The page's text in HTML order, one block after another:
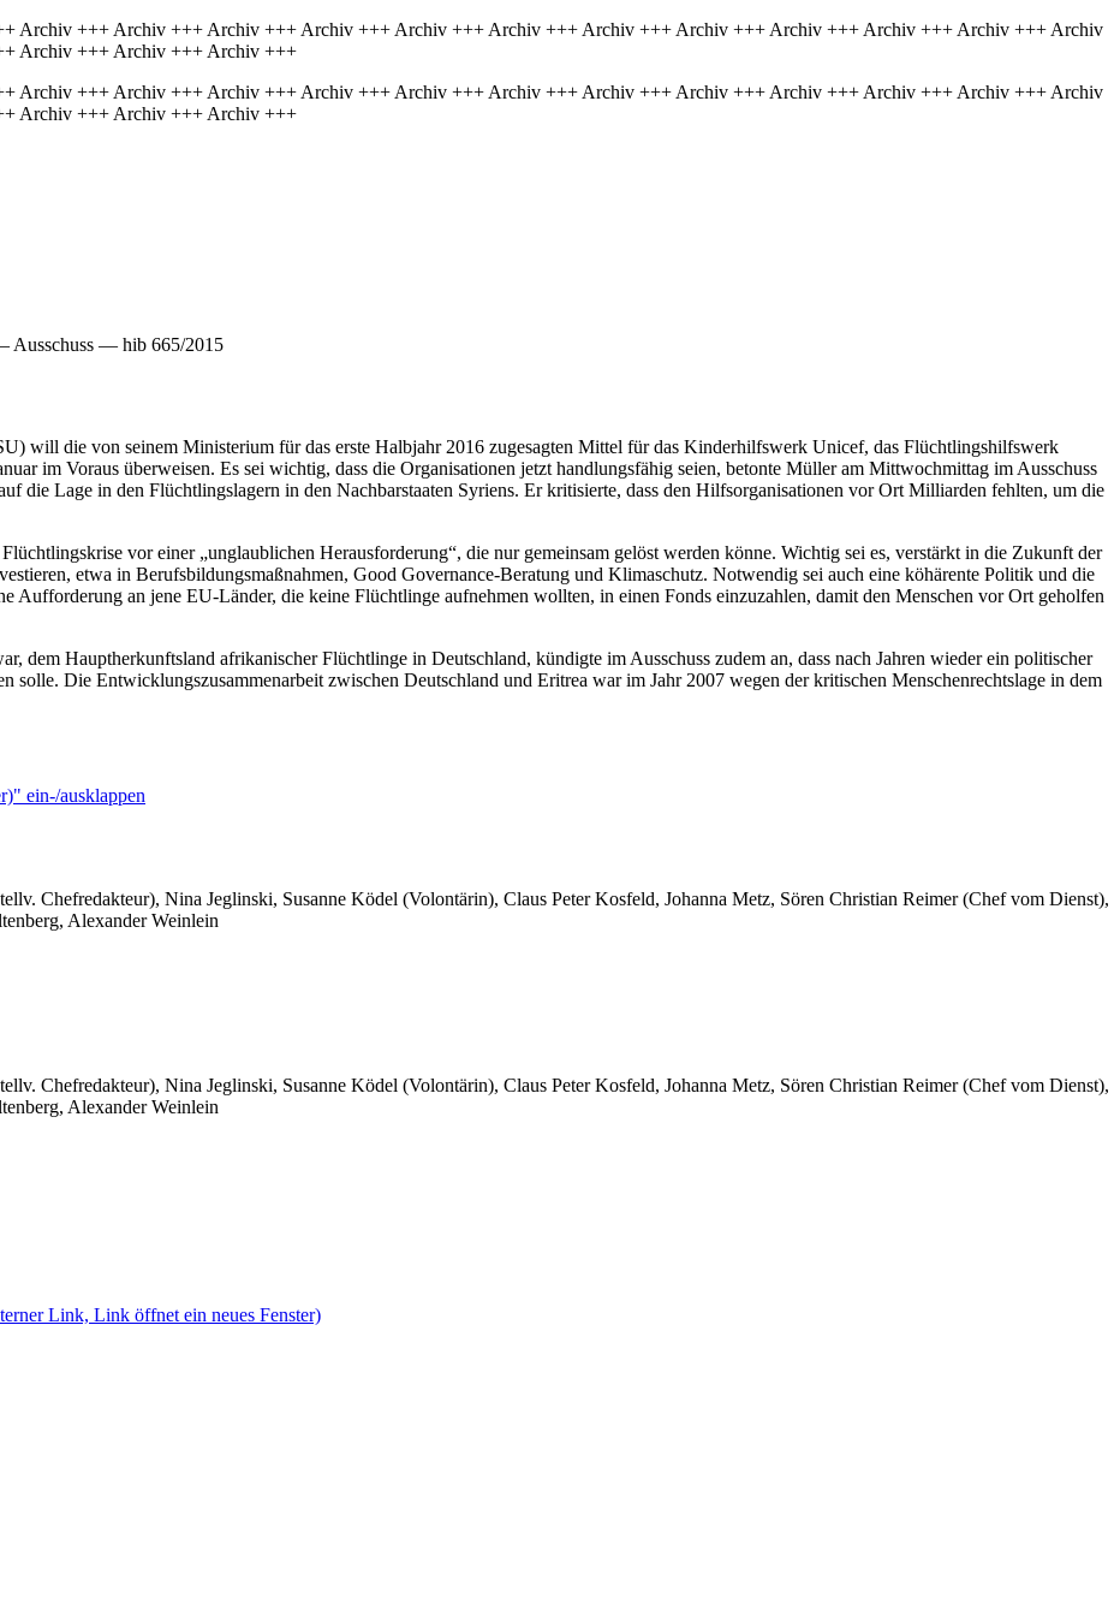
Archiv +++ Archiv +++ Archiv +++ Archiv +++ Archiv +++ Archiv +++ Archiv +++ Archiv +++ Archiv +++ Archiv +++ Archiv +++ Archiv
Archiv +++ Archiv +++ Archiv +++
Archiv +++ Archiv +++ Archiv +++ Archiv +++ Archiv +++ Archiv +++ Archiv +++ Archiv +++ Archiv +++ Archiv +++ Archiv +++ Archiv
Archiv +++ Archiv +++ Archiv +++
Ausschuss — hib 665/2015
will die von seinem Ministerium für das erste Halbjahr 2016 zugesagten Mittel für das Kinderhilfswerk Unicef, das Flüchtlingshilfswerk
im Voraus überweisen. Es sei wichtig, dass die Organisationen jetzt handlungsfähig seien, betonte Müller am Mittwochmittag im Ausschuss
die Lage in den Flüchtlingslagern in den Nachbarstaaten Syriens. Er kritisierte, dass den Hilfsorganisationen vor Ort Milliarden fehlten, um die
vor einer „unglaublichen Herausforderung“, die nur gemeinsam gelöst werden könne. Wichtig sei es, verstärkt in die Zukunft der
etwa in Berufsbildungsmaßnahmen, Good Governance-Beratung und Klimaschutz. Notwendig sei auch eine köhärente Politik und die
Aufforderung an jene EU-Länder, die keine Flüchtlinge aufnehmen wollten, in einen Fonds einzuzahlen, damit den Menschen vor Ort geholfen
dem Hauptherkunftsland afrikanischer Flüchtlinge in Deutschland, kündigte im Ausschuss zudem an, dass nach Jahren wieder ein politischer
solle. Die Entwicklungszusammenarbeit zwischen Deutschland und Eritrea war im Jahr 2007 wegen der kritischen Menschenrechtslage in dem
ein-/ausklappen
Chefredakteur), Nina Jeglinski, Susanne Ködel (Volontärin), Claus Peter Kosfeld, Johanna Metz, Sören Christian Reimer (Chef vom Dienst),
Alexander Weinlein
Chefredakteur), Nina Jeglinski, Susanne Ködel (Volontärin), Claus Peter Kosfeld, Johanna Metz, Sören Christian Reimer (Chef vom Dienst),
Alexander Weinlein
Link, Link öffnet ein neues Fenster)